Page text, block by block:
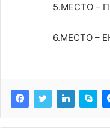
5.МЕСТО –
6.МЕСТО –